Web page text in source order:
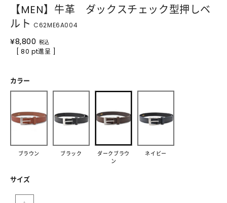
【MEN】牛革 ダックスチェック型押しベ
ルト C62ME6A004
¥8,800 税込
[ 80 pt進呈 ]
カラー
ブラウン ブラック
ダークブラウ
ン
ネイビー
サイズ